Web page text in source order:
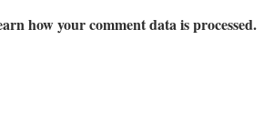
how your comment data is processed.